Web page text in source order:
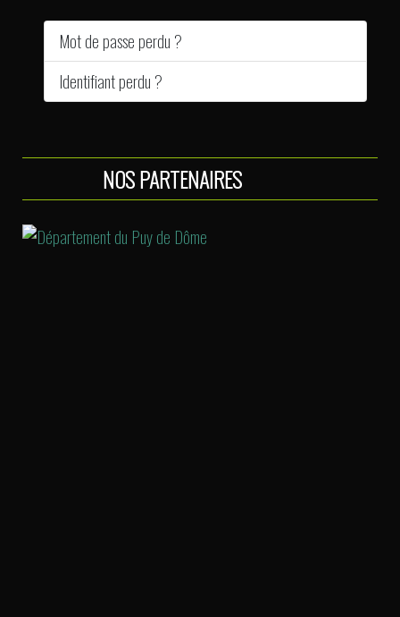
Mot de passe perdu ?
Identifiant perdu ?
NOS PARTENAIRES